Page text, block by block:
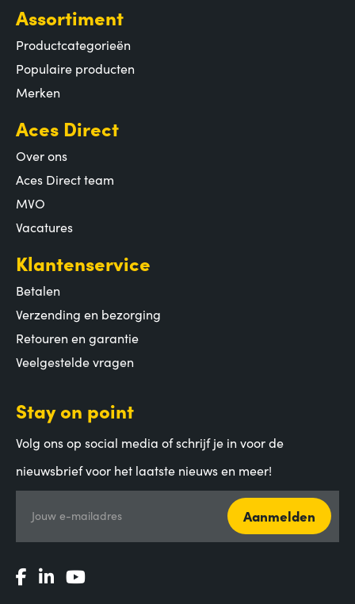
Assortiment
Productcategorieën
Populaire producten
Merken
Aces Direct
Over ons
Aces Direct team
MVO
Vacatures
Klantenservice
Betalen
Verzending en bezorging
Retouren en garantie
Veelgestelde vragen
Stay on point
Volg ons op social media of schrijf je in voor de
nieuwsbrief voor het laatste nieuws en meer!
Jouw e-mailadres Aanmelden